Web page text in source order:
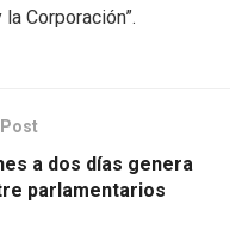
Corporación”.
a dos días genera
parlamentarios